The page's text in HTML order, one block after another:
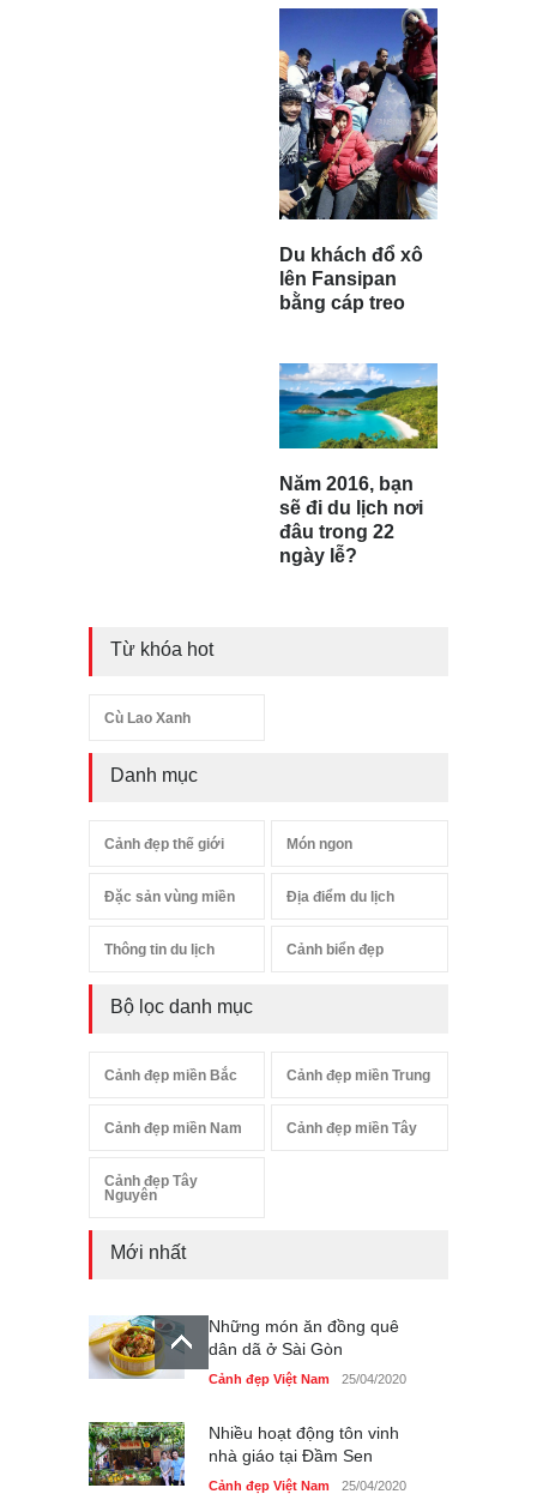
Du khách đổ xô
lên Fansipan
bằng cáp treo
Năm 2016, bạn
sẽ đi du lịch nơi
đâu trong 22
ngày lễ?
Từ khóa hot
Cù Lao Xanh
Danh mục
Cảnh đẹp thế giới Món ngon
Đặc sản vùng miền Địa điểm du lịch
Thông tin du lịch Cảnh biển đẹp
Bộ lọc danh mục
Cảnh đẹp miền Bắc Cảnh đẹp miền Trung
Cảnh đẹp miền Nam Cảnh đẹp miền Tây
Cảnh đẹp Tây
Nguyên
Mới nhất
Những món ăn đồng quê
dân dã ở Sài Gòn
Cảnh đẹp Việt Nam 25/04/2020
Nhiều hoạt động tôn vinh
nhà giáo tại Đầm Sen
Cảnh đẹp Việt Nam 25/04/2020